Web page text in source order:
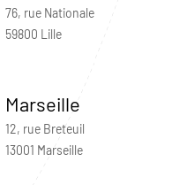
76, rue Nationale
59800 Lille
Marseille
12, rue Breteuil
13001 Marseille